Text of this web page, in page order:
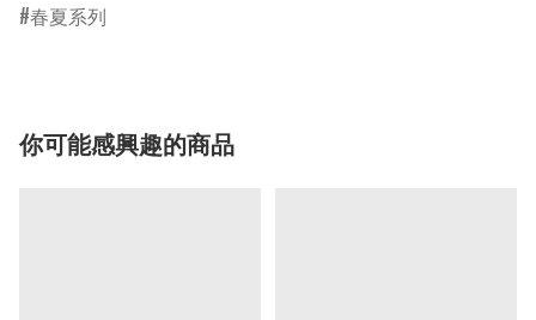
春夏系列
你可能感興趣的商品